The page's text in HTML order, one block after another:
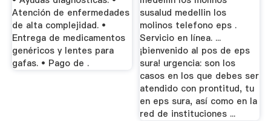
Atención de enfermedades
de alta complejidad. •
Entrega de medicamentos
genéricos y lentes para
gafas. • Pago de .
susalud medellin los
molinos telefono eps .
Servicio en línea. ...
¡bienvenido al pos de eps
sura! urgencia: son los
casos en los que debes ser
atendido con prontitud, tu
en eps sura, así como en la
red de instituciones ...